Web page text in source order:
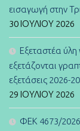
εισαγωγή στην
30 ΙΟΥΛΊΟΥ 2026
Εξεταστέα ύλη
εξετάζονται
εξετάσεις 2026-
29 ΙΟΥΛΊΟΥ 2026
ΦΕΚ 4673/